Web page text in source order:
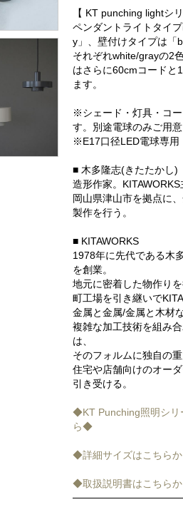
【 KT punching lightシ
ペンダントライトタイ
y」、壁付けタイプは「
それぞれwhite/grayの2
はさらに60cmコードと
ます。
※シェード・灯具・コ
す。別途電球のみご用意
※E17口径LED電球専用
■ 木多隆志(きたたかし)
造形作家。KITAWORKS
岡山県津山市を拠点に
製作を行う。
■ KITAWORKS
1978年に先代である木
を創業。
地元に密着した物作り
町工場を引き継いで
金属と金属/金属と木材な
複雑な加工技術を組み
は、
そのフォルムに独自の重
住宅や店舗向けのオー
引き受ける。
◆KT Punching照明シ
ら◆
◆詳細サイズはこちら
◆取扱説明書はこちら